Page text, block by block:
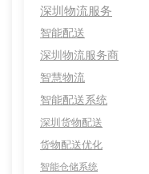
深圳物流服务
智能配送
深圳物流服务商
智慧物流
智能配送系统
深圳货物配送
货物配送优化
智能仓储系统